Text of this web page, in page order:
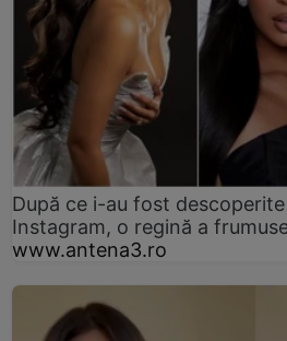
După ce i-au fost
Instagram, o regină a
www.antena3.ro